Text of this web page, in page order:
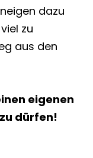
dazu
zu
aus den
eigenen
dürfen!